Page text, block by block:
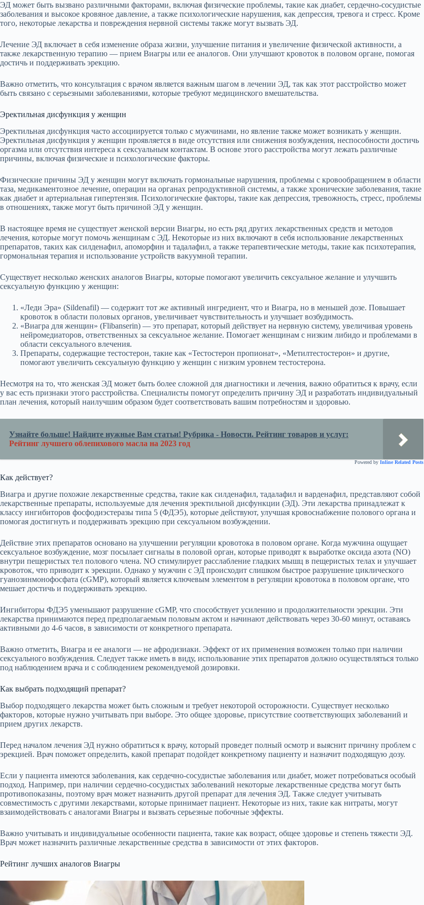
ЭД может быть вызвано различными факторами, включая физические проблемы, такие как диабет, сердечно-сосудистые
заболевания и высокое кровяное давление, а также психологические нарушения, как депрессия, тревога и стресс. Кроме
того, некоторые лекарства и повреждения нервной системы также могут вызвать ЭД.
Лечение ЭД включает в себя изменение образа жизни, улучшение питания и увеличение физической активности, а
также лекарственную терапию — прием Виагры или ее аналогов. Они улучшают кровоток в половом органе, помогая
достичь и поддерживать эрекцию.
Важно отметить, что консультация с врачом является важным шагом в лечении ЭД, так как этот расстройство может
быть связано с серьезными заболеваниями, которые требуют медицинского вмешательства.
Эректильная дисфункция у женщин
Эректильная дисфункция часто ассоциируется только с мужчинами, но явление также может возникать у женщин.
Эректильная дисфункция у женщин проявляется в виде отсутствия или снижения возбуждения, неспособности достичь
оргазма или отсутствия интереса к сексуальным контактам. В основе этого расстройства могут лежать различные
причины, включая физические и психологические факторы.
Физические причины ЭД у женщин могут включать гормональные нарушения, проблемы с кровообращением в области
таза, медикаментозное лечение, операции на органах репродуктивной системы, а также хронические заболевания, такие
как диабет и артериальная гипертензия. Психологические факторы, такие как депрессия, тревожность, стресс, проблемы
в отношениях, также могут быть причиной ЭД у женщин.
В настоящее время не существует женской версии Виагры, но есть ряд других лекарственных средств и методов
лечения, которые могут помочь женщинам с ЭД. Некоторые из них включают в себя использование лекарственных
препаратов, таких как силденафил, апоморфин и тадалафил, а также терапевтические методы, такие как психотерапия,
гормональная терапия и использование устройств вакуумной терапии.
Существует несколько женских аналогов Виагры, которые помогают увеличить сексуальное желание и улучшить
сексуальную функцию у женщин:
«Леди Эра» (Sildenafil) — содержит тот же активный ингредиент, что и Виагра, но в меньшей дозе. Повышает
кровоток в области половых органов, увеличивает чувствительность и улучшает возбудимость.
«Виагра для женщин» (Flibanserin) — это препарат, который действует на нервную систему, увеличивая уровень
нейромедиаторов, ответственных за сексуальное желание. Помогает женщинам с низким либидо и проблемами в
области сексуального влечения.
Препараты, содержащие тестостерон, такие как «Тестостерон пропионат», «Метилтестостерон» и другие,
помогают увеличить сексуальную функцию у женщин с низким уровнем тестостерона.
Несмотря на то, что женская ЭД может быть более сложной для диагностики и лечения, важно обратиться к врачу, если
у вас есть признаки этого расстройства. Специалисты помогут определить причину ЭД и разработать индивидуальный
план лечения, который наилучшим образом будет соответствовать вашим потребностям и здоровью.
Узнайте больше! Найдите нужные Вам статьи! Рубрика - Новости. Рейтинг товаров и услуг:
Рейтинг лучшего облепихового масла на 2023 год
Powered by Inline Related Posts
Как действует?
Виагра и другие похожие лекарственные средства, такие как силденафил, тадалафил и варденафил, представляют собой
лекарственные препараты, используемые для лечения эректильной дисфункции (ЭД). Эти лекарства принадлежат к
классу ингибиторов фосфодиэстеразы типа 5 (ФДЭ5), которые действуют, улучшая кровоснабжение полового органа и
помогая достигнуть и поддерживать эрекцию при сексуальном возбуждении.
Действие этих препаратов основано на улучшении регуляции кровотока в половом органе. Когда мужчина ощущает
сексуальное возбуждение, мозг посылает сигналы в половой орган, которые приводят к выработке оксида азота (NO)
внутри пещеристых тел полового члена. NO стимулирует расслабление гладких мышц в пещеристых телах и улучшает
кровоток, что приводит к эрекции. Однако у мужчин с ЭД происходит слишком быстрое разрушение циклического
гуанозинмонофосфата (cGMP), который является ключевым элементом в регуляции кровотока в половом органе, что
мешает достичь и поддерживать эрекцию.
Ингибиторы ФДЭ5 уменьшают разрушение cGMP, что способствует усилению и продолжительности эрекции. Эти
лекарства принимаются перед предполагаемым половым актом и начинают действовать через 30-60 минут, оставаясь
активными до 4-6 часов, в зависимости от конкретного препарата.
Важно отметить, Виагра и ее аналоги — не афродизиаки. Эффект от их применения возможен только при наличии
сексуального возбуждения. Следует также иметь в виду, использование этих препаратов должно осуществляться только
под наблюдением врача и с соблюдением рекомендуемой дозировки.
Как выбрать подходящий препарат?
Выбор подходящего лекарства может быть сложным и требует некоторой осторожности. Существует несколько
факторов, которые нужно учитывать при выборе. Это общее здоровье, присутствие соответствующих заболеваний и
прием других лекарств.
Перед началом лечения ЭД нужно обратиться к врачу, который проведет полный осмотр и выяснит причину проблем с
эрекцией. Врач поможет определить, какой препарат подойдет конкретному пациенту и назначит подходящую дозу.
Если у пациента имеются заболевания, как сердечно-сосудистые заболевания или диабет, может потребоваться особый
подход. Например, при наличии сердечно-сосудистых заболеваний некоторые лекарственные средства могут быть
противопоказаны, поэтому врач может назначить другой препарат для лечения ЭД. Также следует учитывать
совместимость с другими лекарствами, которые принимает пациент. Некоторые из них, такие как нитраты, могут
взаимодействовать с аналогами Виагры и вызвать серьезные побочные эффекты.
Важно учитывать и индивидуальные особенности пациента, такие как возраст, общее здоровье и степень тяжести ЭД.
Врач может назначить различные лекарственные средства в зависимости от этих факторов.
Рейтинг лучших аналогов Виагры